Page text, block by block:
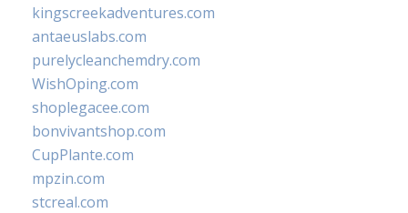
kingscreekadventures.com
antaeuslabs.com
purelycleanchemdry.com
WishOping.com
shoplegacee.com
bonvivantshop.com
CupPlante.com
mpzin.com
stcreal.com